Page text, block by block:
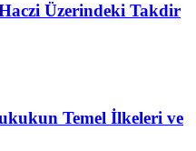
Üzerindeki Takdir
Temel İlkeleri ve